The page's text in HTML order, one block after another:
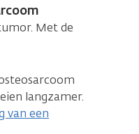
Met de
langzamer.
van een